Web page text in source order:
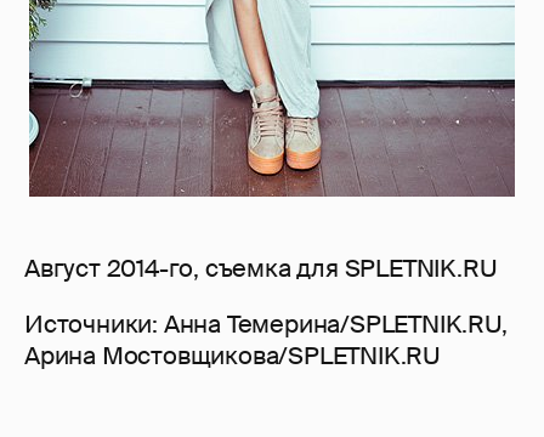
Август 2014-го, съемка для SPLETNIK.RU
Источники: Анна Темерина/SPLETNIK.RU,
Арина Мостовщикова/SPLETNIK.RU